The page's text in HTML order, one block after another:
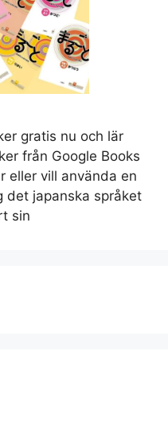
gratis nu och lär
från Google Books
eller vill använda en
det japanska språket
sin